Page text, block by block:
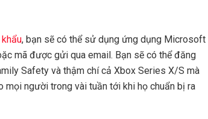
, bạn sẽ có thể sử dụng ứng dụng Microsoft
mã được gửi qua email. Bạn sẽ có thể đăng
Safety và thậm chí cả Xbox Series X/S mà
mọi người trong vài tuần tới khi họ chuẩn bị ra